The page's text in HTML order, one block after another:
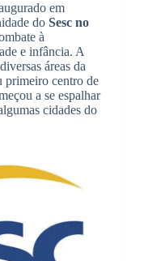
em
do Sesc no
à
e infância. A
áreas da
primeiro centro de
a se espalhar
cidades do